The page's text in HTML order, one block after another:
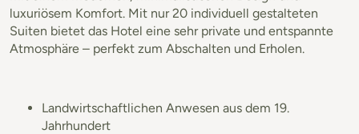
luxuriösem Komfort. Mit nur 20 individuell gestalteten
Suiten bietet das Hotel eine sehr private und entspannte
Atmosphäre – perfekt zum Abschalten und Erholen.
Landwirtschaftlichen Anwesen aus dem 19.
Jahrhundert